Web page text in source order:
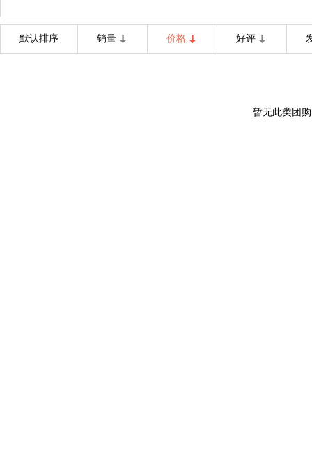
默认排序 销量 价格 好评
暂无此类团